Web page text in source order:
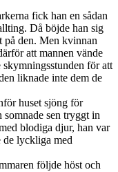
fick han en sådan
Då böjde han sig
på den. Men kvinnan
att mannen vände
för att
liknade inte dem de
huset sjöng för
sen tryggt in
blodiga djur, han var
de lyckliga med
följde höst och